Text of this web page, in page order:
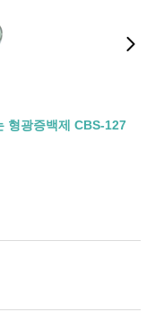
형광증백제 CBS-127